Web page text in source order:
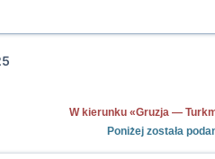
W kierunku «Gruzja —
Poniżej została